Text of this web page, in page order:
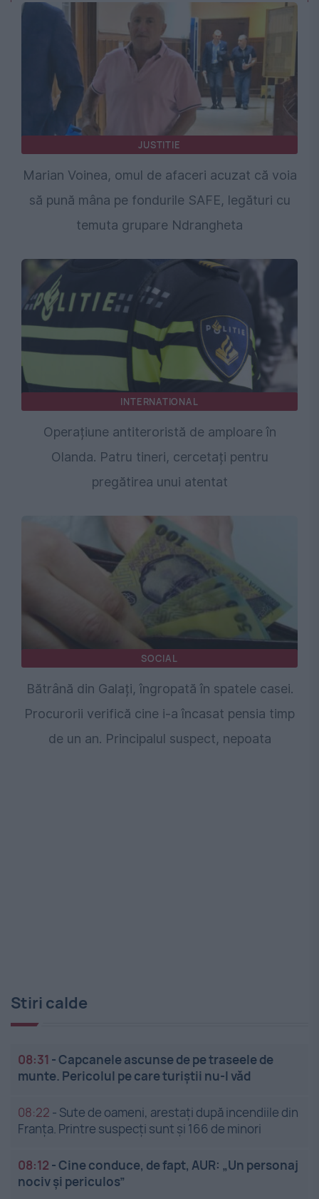
JUSTITIE
Marian Voinea, omul de afaceri acuzat că voia
să pună mâna pe fondurile SAFE, legături cu
temuta grupare Ndrangheta
INTERNATIONAL
Operațiune antiteroristă de amploare în
Olanda. Patru tineri, cercetați pentru
pregătirea unui atentat
SOCIAL
Bătrână din Galați, îngropată în spatele casei.
Procurorii verifică cine i-a încasat pensia timp
de un an. Principalul suspect, nepoata
Stiri calde
08:31 -Capcanele ascunse de pe traseele de
munte. Pericolul pe care turiștii nu-l văd
08:22 - Sute de oameni, arestați după incendiile din
Franța. Printre suspecți sunt și 166 de minori
08:12 -Cine conduce, de fapt, AUR: „Un personaj
nociv și periculos”